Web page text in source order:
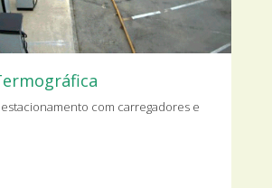
com carregadores e